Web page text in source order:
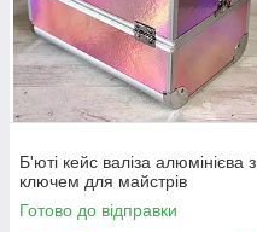
Б'юті кейс валіза алюмінієва з
ключем для майстрів
Готово до відправки